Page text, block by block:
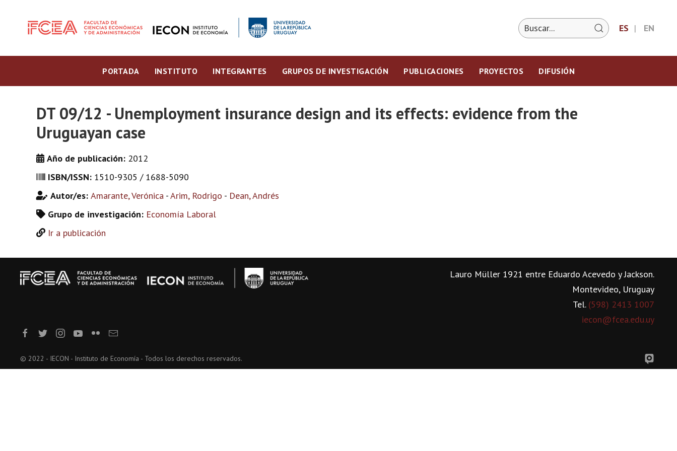
ES EN
PORTADA INSTITUTO INTEGRANTES GRUPOS DE INVESTIGACIÓN PUBLICACIONES PROYECTOS DIFUSIÓN
DT 09/12 - Unemployment insurance design and its effects: evidence from the
Uruguayan case
Año de publicación: 2012
ISBN/ISSN: 1510-9305 / 1688-5090
Autor/es: Amarante, Verónica -Arim, Rodrigo - Dean, Andrés
Grupo de investigación: Economía Laboral
Ir a publicación
Lauro Müller 1921 entre Eduardo Acevedo y Jackson.
Montevideo, Uruguay
Tel. (598) 2413 1007
iecon@fcea.edu.uy
© 2022 - IECON - Instituto de Economía - Todos los derechos reservados.